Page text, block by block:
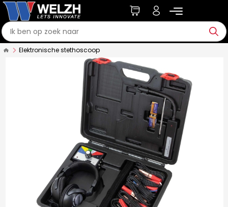
Elektronische stethoscoop